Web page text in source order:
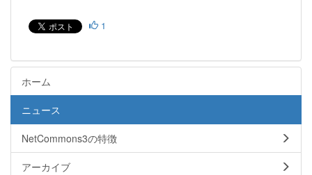
1
ホーム
ニュース
NetCommons3の特徴
アーカイブ